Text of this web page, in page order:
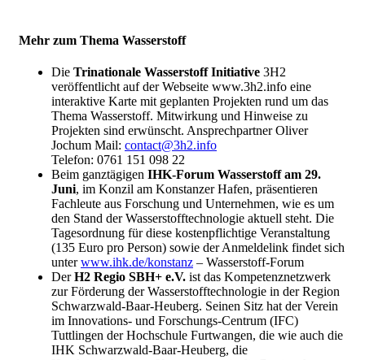
Mehr zum Thema Wasserstoff
Die Trinationale Wasserstoff Initiative 3H2
veröffentlicht auf der Webseite www.3h2.info eine
interaktive Karte mit geplanten Projekten rund um das
Thema Wasserstoff. Mitwirkung und Hinweise zu
Projekten sind erwünscht. Ansprechpartner Oliver
Jochum Mail: contact@3h2.info
Telefon: 0761 151 098 22
Beim ganztägigen IHK-Forum Wasserstoff am 29.
Juni, im Konzil am Konstanzer Hafen, präsentieren
Fachleute aus Forschung und Unternehmen, wie es um
den Stand der Wasserstofftechnologie aktuell steht. Die
Tagesordnung für diese kostenpflichtige Veranstaltung
(135 Euro pro Person) sowie der Anmeldelink findet sich
unterwww.ihk.de/konstanz – Wasserstoff-Forum
DerH2 Regio SBH+ e.V. ist das Kompetenznetzwerk
zur Förderung der Wasserstofftechnologie in der Region
Schwarzwald-Baar-Heuberg. Seinen Sitz hat der Verein
im Innovations- und Forschungs-Centrum (IFC)
Tuttlingen der Hochschule Furtwangen, die wie auch die
IHK Schwarzwald-Baar-Heuberg, die